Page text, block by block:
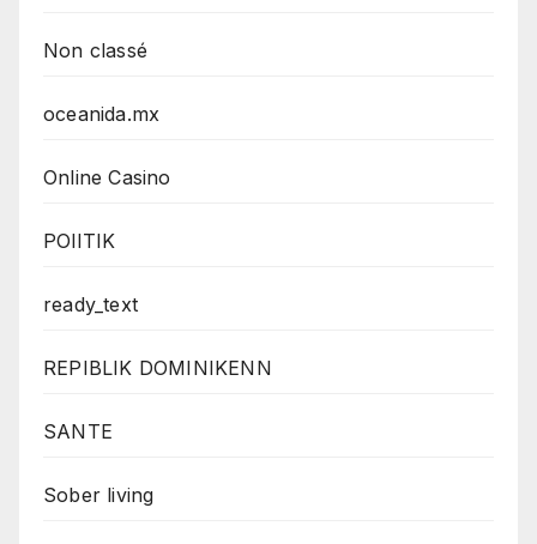
Non classé
oceanida.mx
Online Casino
POlITIK
ready_text
REPIBLIK DOMINIKENN
SANTE
Sober living